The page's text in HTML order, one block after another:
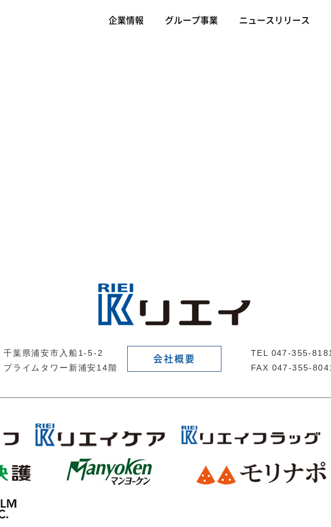
企業情報 グループ事業 ニュースリリース
千葉県浦安市入船1-5-2
プライムタワー新浦安14階
会社概要
TEL 047-355-8181
FAX 047-355-